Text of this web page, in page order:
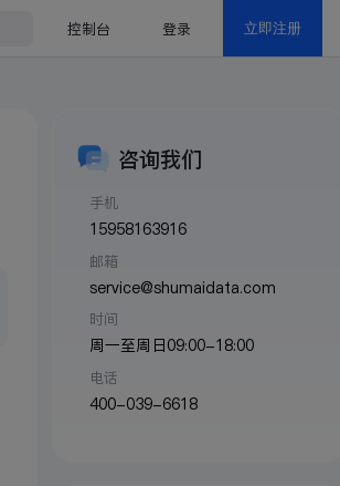
控制台 登录 立即注册
咨询我们
手机
15958163916
邮箱
service@shumaidata.com
时间
周一至周日09:00-18:00
电话
400-039-6618